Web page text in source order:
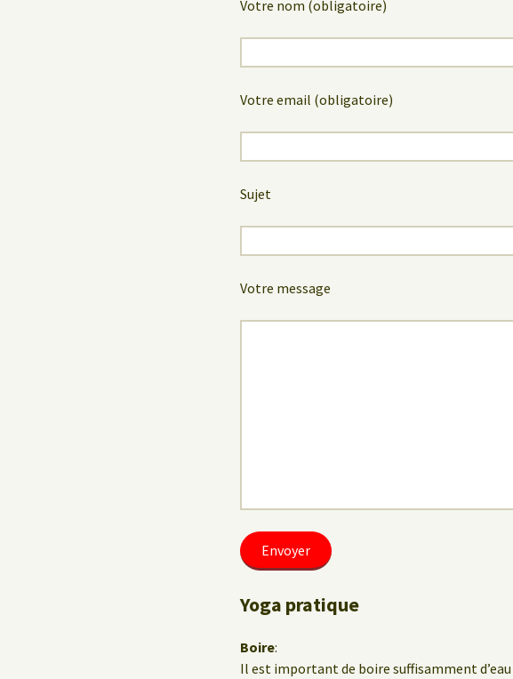
Votre nom (obligatoire)
Votre email (obligatoire)
Sujet
Votre message
Yoga pratique
Boire:
Il est important de boire suffisamment